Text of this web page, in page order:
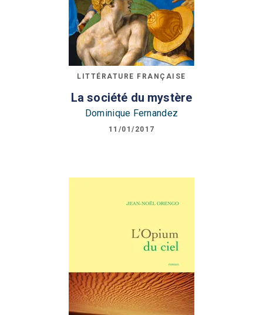
LITTÉRATURE FRANÇAISE
La société du mystère
Dominique Fernandez
11/01/2017